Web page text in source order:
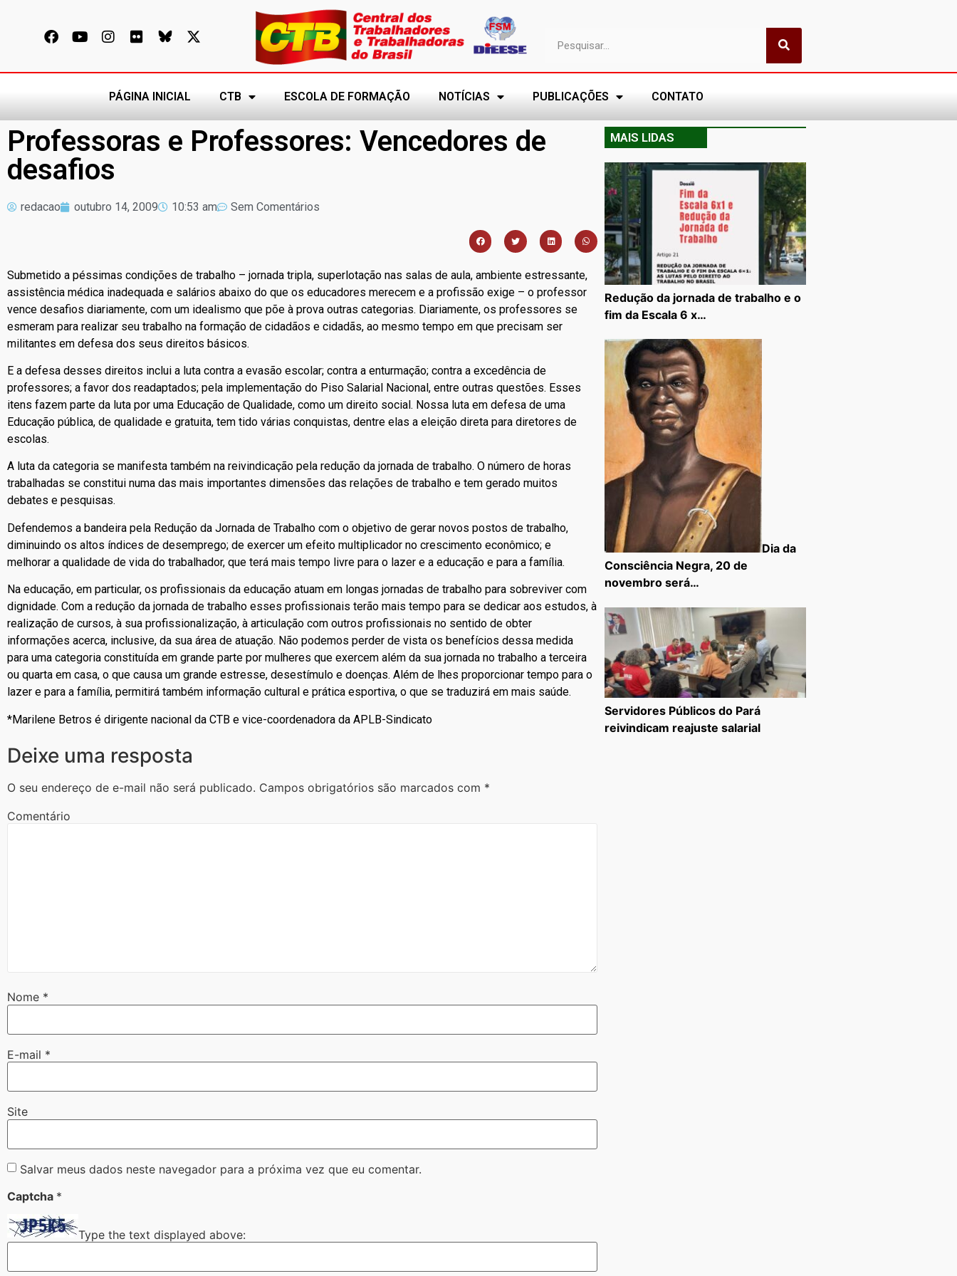
PÁGINA INICIAL CTB ESCOLA DE FORMAÇÃO NOTÍCIAS PUBLICAÇÕES CONTATO
Professoras e Professores: Vencedores de
desafios
redacao outubro 14, 2009 10:53 am Sem Comentários
Submetido a péssimas condições de trabalho – jornada tripla, superlotação nas salas de aula, ambiente estressante,
assistência médica inadequada e salários abaixo do que os educadores merecem e a profissão exige – o professor
vence desafios diariamente, com um idealismo que põe à prova outras categorias. Diariamente, os professores se
esmeram para realizar seu trabalho na formação de cidadãos e cidadãs, ao mesmo tempo em que precisam ser
militantes em defesa dos seus direitos básicos.
E a defesa desses direitos inclui a luta contra a evasão escolar; contra a enturmação; contra a excedência de
professores; a favor dos readaptados; pela implementação do Piso Salarial Nacional, entre outras questões. Esses
itens fazem parte da luta por uma Educação de Qualidade, como um direito social. Nossa luta em defesa de uma
Educação pública, de qualidade e gratuita, tem tido várias conquistas, dentre elas a eleição direta para diretores de
escolas.
A luta da categoria se manifesta também na reivindicação pela redução da jornada de trabalho. O número de horas
trabalhadas se constitui numa das mais importantes dimensões das relações de trabalho e tem gerado muitos
debates e pesquisas.
Defendemos a bandeira pela Redução da Jornada de Trabalho com o objetivo de gerar novos postos de trabalho,
diminuindo os altos índices de desemprego; de exercer um efeito multiplicador no crescimento econômico; e
melhorar a qualidade de vida do trabalhador, que terá mais tempo livre para o lazer e a educação e para a família.
Na educação, em particular, os profissionais da educação atuam em longas jornadas de trabalho para sobreviver com
dignidade. Com a redução da jornada de trabalho esses profissionais terão mais tempo para se dedicar aos estudos, à
realização de cursos, à sua profissionalização, à articulação com outros profissionais no sentido de obter
informações acerca, inclusive, da sua área de atuação. Não podemos perder de vista os benefícios dessa medida
para uma categoria constituída em grande parte por mulheres que exercem além da sua jornada no trabalho a terceira
ou quarta em casa, o que causa um grande estresse, desestímulo e doenças. Além de lhes proporcionar tempo para o
lazer e para a família, permitirá também informação cultural e prática esportiva, o que se traduzirá em mais saúde.
*Marilene Betros é dirigente nacional da CTB e vice-coordenadora da APLB-Sindicato
Deixe uma resposta
O seu endereço de e-mail não será publicado. Campos obrigatórios são marcados com *
Comentário
Nome *
E-mail *
Site
Salvar meus dados neste navegador para a próxima vez que eu comentar.
Captcha *
Type the text displayed above:
MAIS LIDAS
Redução da jornada de trabalho e o
fim da Escala 6 x…
Dia da
Consciência Negra, 20 de
novembro será…
Servidores Públicos do Pará
reivindicam reajuste salarial